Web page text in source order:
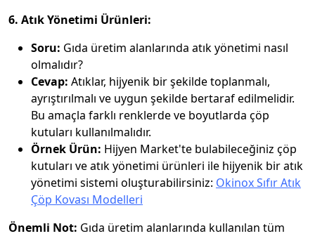
6. Atık Yönetimi Ürünleri:
Soru: Gıda üretim alanlarında atık yönetimi nasıl
olmalıdır?
Cevap: Atıklar, hijyenik bir şekilde toplanmalı,
ayrıştırılmalı ve uygun şekilde bertaraf edilmelidir.
Bu amaçla farklı renklerde ve boyutlarda çöp
kutuları kullanılmalıdır.
Örnek Ürün: Hijyen Market'te bulabileceğiniz çöp
kutuları ve atık yönetimi ürünleri ile hijyenik bir atık
yönetimi sistemi oluşturabilirsiniz: Okinox Sıfır Atık
Çöp Kovası Modelleri
Önemli Not: Gıda üretim alanlarında kullanılan tüm